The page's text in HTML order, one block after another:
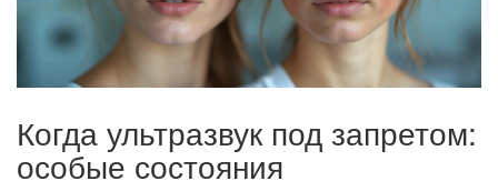
Когда ультразвук под запретом:
особые состояния